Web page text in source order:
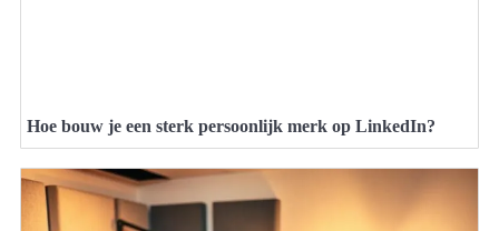
Hoe bouw je een sterk persoonlijk merk op LinkedIn?